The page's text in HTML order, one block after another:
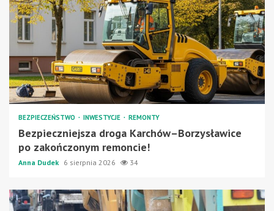
BEZPIECZEŃSTWO INWESTYCJE REMONTY
Bezpieczniejsza droga Karchów–Borzysławice
po zakończonym remoncie!
Anna Dudek 6 sierpnia 2026 34